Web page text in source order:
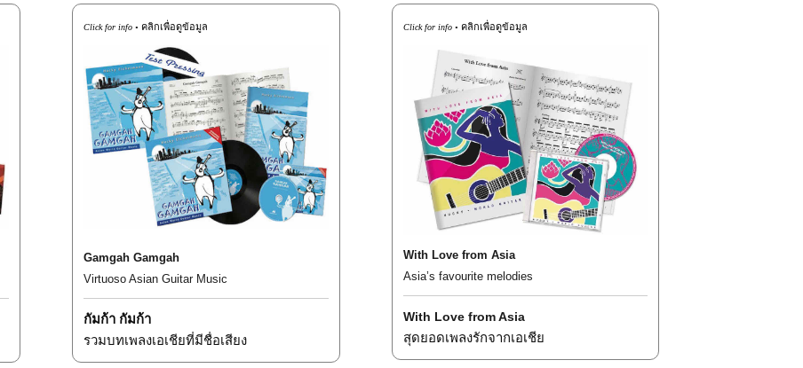
Click for info • คลิกเพื่อดูข้อมูล
Gamgah Gamgah
Virtuoso Asian Guitar Music
กัมก้า กัมก้า
รวมบทเพลงเอเชียที่มีชื่อเสียง
Click for info • คลิกเพื่อดูข้อมูล
With Love from Asia
Asia’s favourite melodies
With Love from Asia
สุดยอดเพลงรักจากเอเชีย